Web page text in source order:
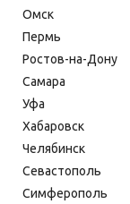
Омск
Пермь
Ростов-на-Дону
Самара
Уфа
Хабаровск
Челябинск
Севастополь
Симферополь